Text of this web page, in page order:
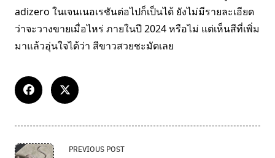
adizero ในเจนเนอเรชันต่อไปก็เป็นได้ ยังไม่มีรายละเอียด
ว่าจะวางขายเมื่อไหร่ ภายในปี 2024 หรือไม่ แต่เห็นสีที่เพิ่ม
มาแล้วอุ่นใจได้ว่า สีขาวสวยชะมัดเลย
PREVIOUS POST